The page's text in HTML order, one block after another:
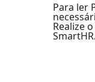
Para ler
Realize
SmartHR.